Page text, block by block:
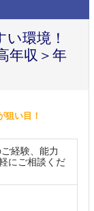
い環境！
年収＞年
狙い目！
経験、能力
にご相談くだ